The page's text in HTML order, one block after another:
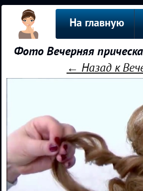
На главную
Фото Вечерняя
← Назад к